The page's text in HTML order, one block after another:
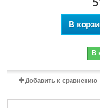
В
В
Добавить к сравнению